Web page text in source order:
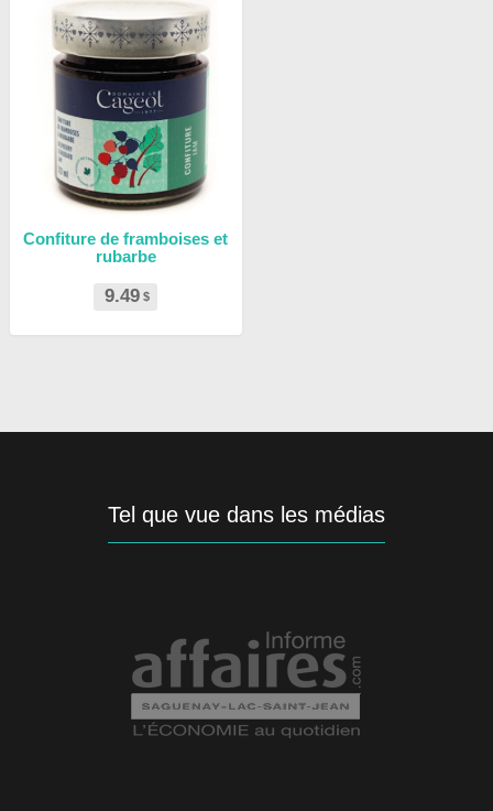
Confiture de framboises et
rubarbe
9.49 $
Tel que vue dans les médias